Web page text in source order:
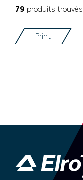
79 produits trouvés
Print